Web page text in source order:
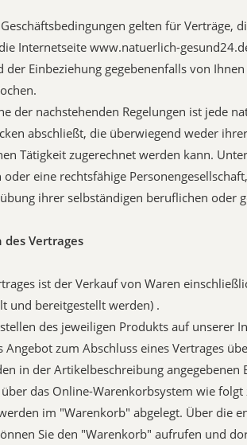
gelten für Verträge,
Internetseite www.natuerlich-
Einbeziehung gegebenenfalls von
der nachstehenden Regelungen ist jede
abschließt, die überwiegend weder
Tätigkeit zugerechnet werden kann.
eine rechtsfähige
ihrer selbständigen beruflichen oder
Vertrages
ist der Verkauf von Waren
und bereitgestellt werden) .
des jeweiligen Produkts auf unserer
zum Abschluss eines Vertrages
in der Artikelbeschreibung angegebenen
das Online-Warenkorbsystem wie folgt
im "Warenkorb" abgelegt. Über die
Sie den "Warenkorb" aufrufen und